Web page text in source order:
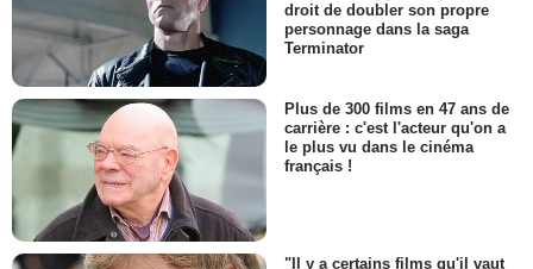
droit de doubler son propre
personnage dans la saga
Terminator
Plus de 300 films en 47 ans de
carrière : c'est l'acteur qu'on a
le plus vu dans le cinéma
français !
"Il y a certains films qu'il vaut